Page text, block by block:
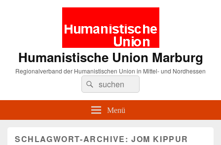
Humanistische Union Marburg
Regionalverband der Humanistischen Union in Mittel- und Nordhessen
Suche
nach:
Suchen
Menü
SCHLAGWORT-ARCHIVE:JOM KIPPUR